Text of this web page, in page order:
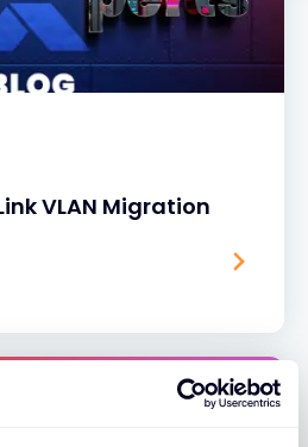
VLAN Migration